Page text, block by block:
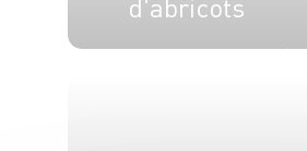
d'abricots